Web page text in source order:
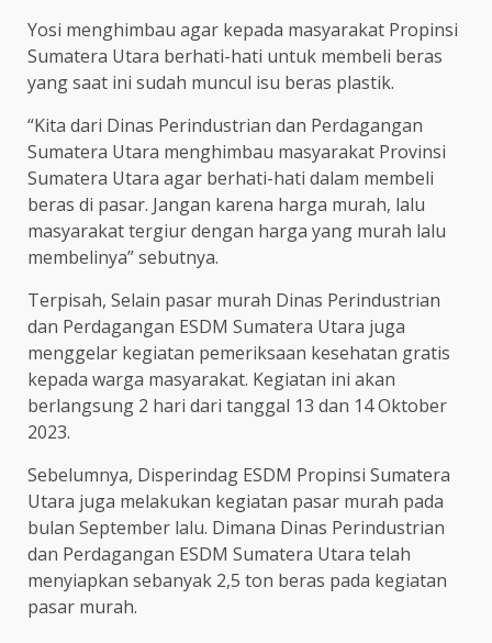
Yosi menghimbau agar kepada masyarakat Propinsi
Sumatera Utara berhati-hati untuk membeli beras
yang saat ini sudah muncul isu beras plastik.
“Kita dari Dinas Perindustrian dan Perdagangan
Sumatera Utara menghimbau masyarakat Provinsi
Sumatera Utara agar berhati-hati dalam membeli
beras di pasar. Jangan karena harga murah, lalu
masyarakat tergiur dengan harga yang murah lalu
membelinya” sebutnya.
Terpisah, Selain pasar murah Dinas Perindustrian
dan Perdagangan ESDM Sumatera Utara juga
menggelar kegiatan pemeriksaan kesehatan gratis
kepada warga masyarakat. Kegiatan ini akan
berlangsung 2 hari dari tanggal 13 dan 14 Oktober
2023.
Sebelumnya, Disperindag ESDM Propinsi Sumatera
Utara juga melakukan kegiatan pasar murah pada
bulan September lalu. Dimana Dinas Perindustrian
dan Perdagangan ESDM Sumatera Utara telah
menyiapkan sebanyak 2,5 ton beras pada kegiatan
pasar murah.